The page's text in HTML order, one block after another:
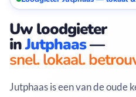
Uw loodgieter
inJutphaas—
snel. lokaal.
Jutphaas is een van de oude